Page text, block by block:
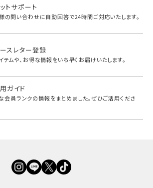
トサポート
の問い合わせに自動回答で24時間ご対応いたします。
スレター登録
テムや、お得な情報をいち早く お届けいたします。
ガイド
会員ランクの情報をまとめました。ぜひご活用くださ